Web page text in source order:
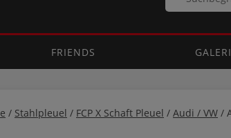
FRIENDS
/ Stahlpleuel / FCP X Schaft Pleuel / Audi / VW /